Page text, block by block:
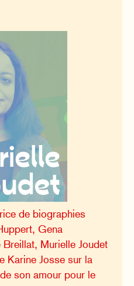
de biographies
Gena
Murielle Joudet
Karine Josse sur la
son amour pour le